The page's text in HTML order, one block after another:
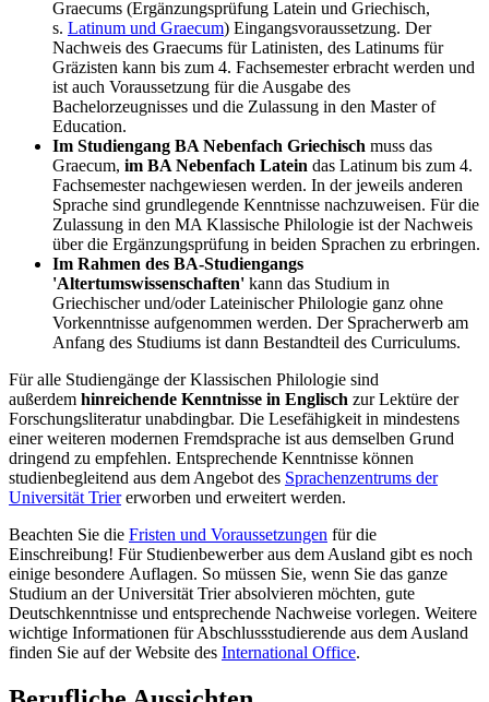
Graecums (Ergänzungsprüfung Latein und Griechisch,
s. Latinum und Graecum) Eingangsvoraussetzung. Der
Nachweis des Graecums für Latinisten, des Latinums für
Gräzisten kann bis zum 4. Fachsemester erbracht werden und
ist auch Voraussetzung für die Ausgabe des
Bachelorzeugnisses und die Zulassung in den Master of
Education.
Im Studiengang BA Nebenfach Griechisch muss das
Graecum, im BA Nebenfach Latein das Latinum bis zum 4.
Fachsemester nachgewiesen werden. In der jeweils anderen
Sprache sind grundlegende Kenntnisse nachzuweisen. Für die
Zulassung in den MA Klassische Philologie ist der Nachweis
über die Ergänzungsprüfung in beiden Sprachen zu erbringen.
Im Rahmen des BA-Studiengangs
'Altertumswissenschaften' kann das Studium in
Griechischer und/oder Lateinischer Philologie ganz ohne
Vorkenntnisse aufgenommen werden. Der Spracherwerb am
Anfang des Studiums ist dann Bestandteil des Curriculums.
Für alle Studiengänge der Klassischen Philologie sind
außerdem hinreichende Kenntnisse in Englisch zur Lektüre der
Forschungsliteratur unabdingbar. Die Lesefähigkeit in mindestens
einer weiteren modernen Fremdsprache ist aus demselben Grund
dringend zu empfehlen. Entsprechende Kenntnisse können
studienbegleitend aus dem Angebot des Sprachenzentrums der
Universität Triererworben und erweitert werden.
Beachten Sie die Fristen und Voraussetzungen für die
Einschreibung! Für Studienbewerber aus dem Ausland gibt es noch
einige besondere Auflagen. So müssen Sie, wenn Sie das ganze
Studium an der Universität Trier absolvieren möchten, gute
Deutschkenntnisse und entsprechende Nachweise vorlegen. Weitere
wichtige Informationen für Abschlussstudierende aus dem Ausland
finden Sie auf der Website des International Office.